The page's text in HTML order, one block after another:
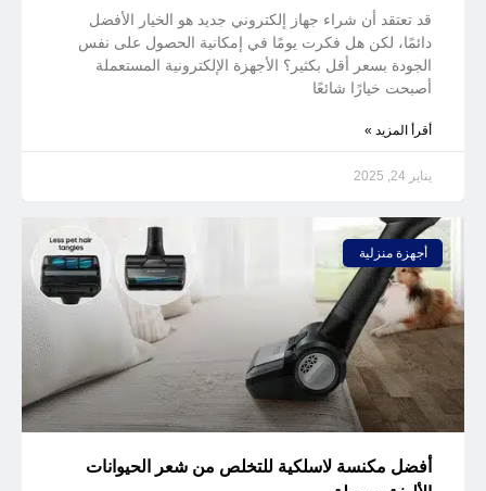
قد تعتقد أن شراء جهاز إلكتروني جديد هو الخيار الأفضل
دائمًا، لكن هل فكرت يومًا في إمكانية الحصول على نفس
الجودة بسعر أقل بكثير؟ الأجهزة الإلكترونية المستعملة
أصبحت خيارًا شائعًا
أقرأ المزيد »
يناير 24, 2025
أجهزة منزلية
أفضل مكنسة لاسلكية للتخلص من شعر الحيوانات